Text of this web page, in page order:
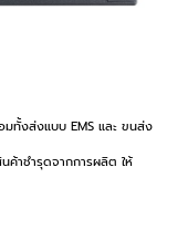
ทั้งส่งแบบ EMS และ ขนส่ง
าชำรุดจากการผลิต ให้